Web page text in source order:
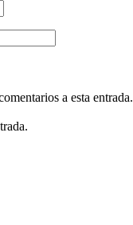
a esta entrada.